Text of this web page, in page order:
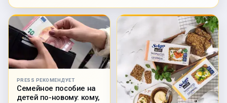
PRESS РЕКОМЕНДУЕТ
Семейное пособие на
детей по-новому: кому,